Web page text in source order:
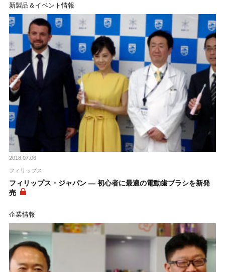
新製品＆イベント情報
2018.07.06
フィリップス
フィリップス・ジャパン ― 初心者に最適の電動歯ブラシを新発
売
企業情報